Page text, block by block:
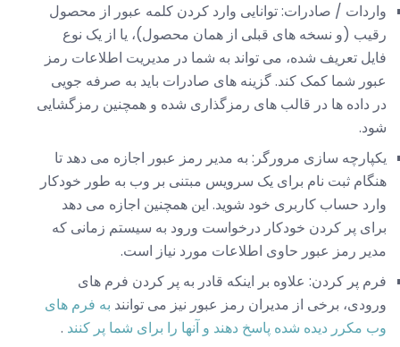
واردات / صادرات: توانایی وارد کردن کلمه عبور از محصول
رقیب (و نسخه های قبلی از همان محصول)، یا از یک نوع
فایل تعریف شده، می تواند به شما در مدیریت اطلاعات رمز
عبور شما کمک کند. گزینه های صادرات باید به صرفه جویی
در داده ها در قالب های رمزگذاری شده و همچنین رمزگشایی
شود.
یکپارچه سازی مرورگر: به مدیر رمز عبور اجازه می دهد تا
هنگام ثبت نام برای یک سرویس مبتنی بر وب به طور خودکار
وارد حساب کاربری خود شوید. این همچنین اجازه می دهد
برای پر کردن خودکار درخواست ورود به سیستم زمانی که
مدیر رمز عبور حاوی اطلاعات مورد نیاز است.
فرم پر کردن: علاوه بر اینکه قادر به پر کردن فرم های
ورودی، برخی از مدیران رمز عبور نیز می توانند به فرم های
وب مکرر دیده شده پاسخ دهند و آنها را برای شما پر کنند .